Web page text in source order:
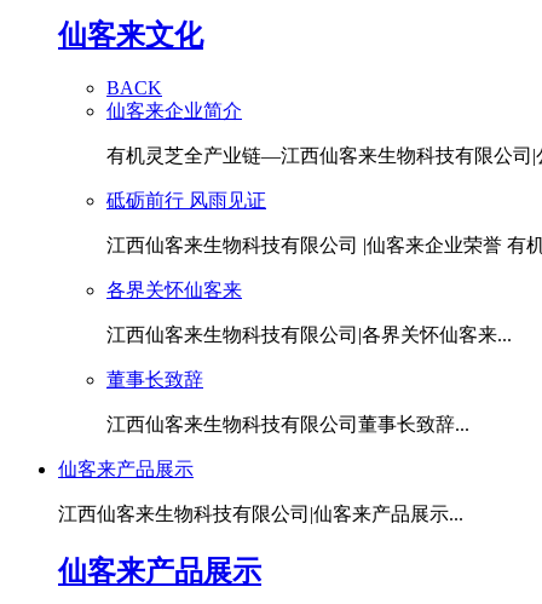
仙客来文化
BACK
仙客来企业简介
有机灵芝全产业链—江西仙客来生物科技有限公司|
砥砺前行 风雨见证
江西仙客来生物科技有限公司 |仙客来企业荣誉 有
各界关怀仙客来
江西仙客来生物科技有限公司|各界关怀仙客来...
董事长致辞
江西仙客来生物科技有限公司董事长致辞...
仙客来产品展示
江西仙客来生物科技有限公司|仙客来产品展示...
仙客来产品展示